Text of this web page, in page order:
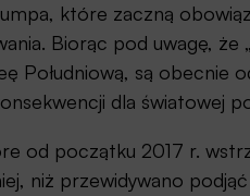
które zaczną
Biorąc pod uwagę, że
Południową, są obecnie
dla światowej
od początku 2017 r.
niż przewidywano